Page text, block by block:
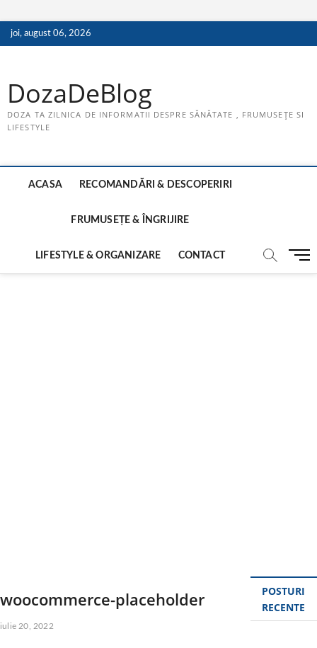
Skip
to
joi, august 06, 2026
DozaDeBlog
DOZA TA ZILNICA DE INFORMATII DESPRE SĂNĂTATE , FRUMUSEȚE SI
LIFESTYLE
ACASA RECOMANDĂRI & DESCOPERIRI
FRUMUSEȚE & ÎNGRIJIRE
LIFESTYLE & ORGANIZARE CONTACT
M
woocommerce-placeholder
iulie 20, 2022
POSTURI
RECENTE